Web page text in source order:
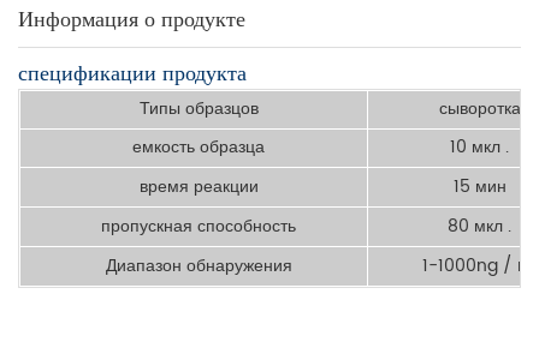
Информация о продукте
спецификации продукта
Типы образцов
сыворотка
емкость образца
10 мкл .
время реакции
15 мин
пропускная способность
80 мкл .
Диапазон обнаружения
1-1000ng / ml